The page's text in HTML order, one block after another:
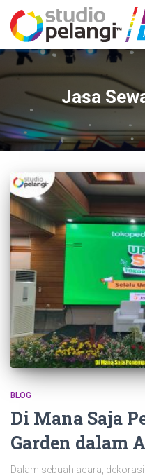
Jasa
BLOG
Di Mana Saja
Garden dalam
Dalam sebuah acara,